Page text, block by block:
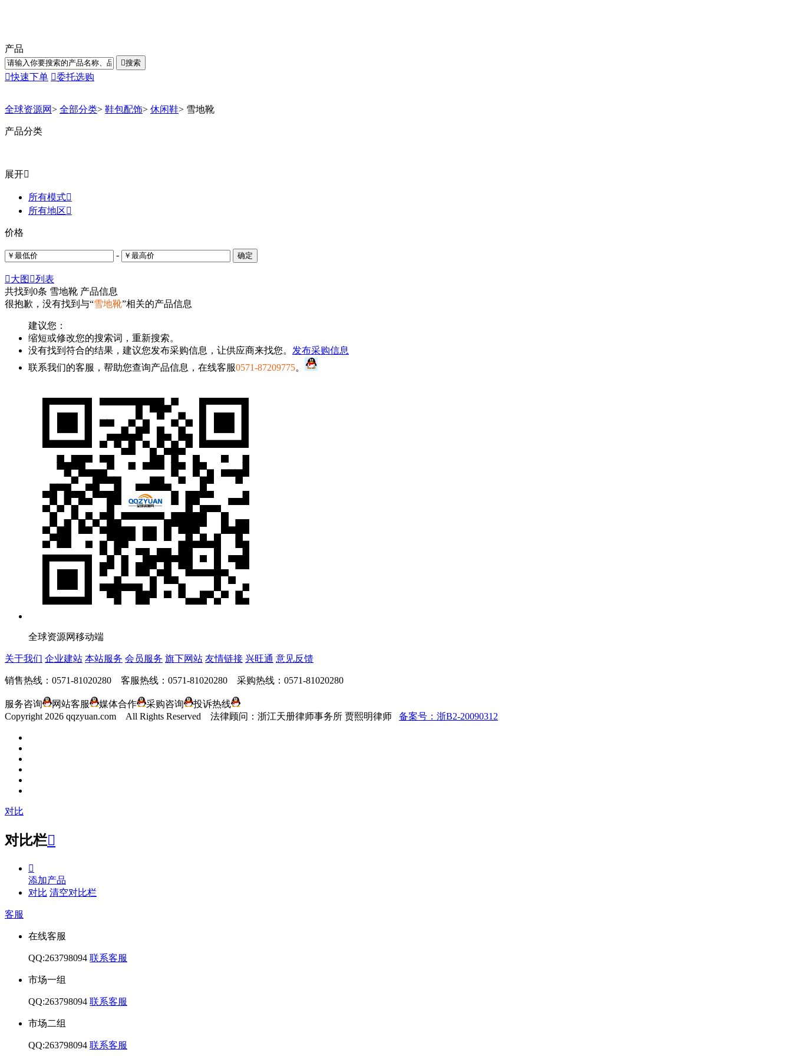
产品
搜索
快速下单 委托选购
全球资源网> 全部分类> 鞋包配饰> 休闲鞋> 雪地靴
产品分类
展开
所有模式
所有地区
价格
- 确定
大图 列表
共找到 0条 雪地靴 产品信息
很抱歉，没有找到与“雪地靴”相关的产品信息
建议您：
缩短或修改您的搜索词，重新搜索。
没有找到符合的结果，建议您发布采购信息，让供应商来找您。 发布采购信息
联系我们的客服，帮助您查询产品信息，在线客服0571-87209775。
全球资源网移动端
关于我们 企业建站 本站服务 会员服务 旗下网站 友情链接 兴旺通 意见反馈
销售热线：0571-81020280 客服热线：0571-81020280 采购热线：0571-81020280
服务咨询 网站客服 媒体合作 采购咨询
投诉热线
Copyright 2026 qqzyuan.com All Rights Reserved 法律顾问：浙江天册律师事务所 贾熙明律师 备案号：浙B2-20090312
对比
对比栏

添加产品
对比 清空对比栏
客服
在线客服
QQ:263798094 联系客服
市场一组
QQ:263798094 联系客服
市场二组
QQ:263798094 联系客服